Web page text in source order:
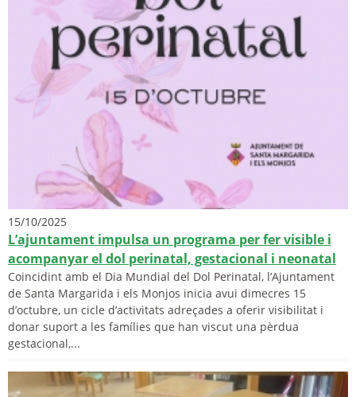
15/10/2025
L’ajuntament impulsa un programa per fer visible i
acompanyar el dol perinatal, gestacional i neonatal
Coincidint amb el Dia Mundial del Dol Perinatal, l’Ajuntament
de Santa Margarida i els Monjos inicia avui dimecres 15
d’octubre, un cicle d’activitats adreçades a oferir visibilitat i
donar suport a les famílies que han viscut una pèrdua
gestacional,...